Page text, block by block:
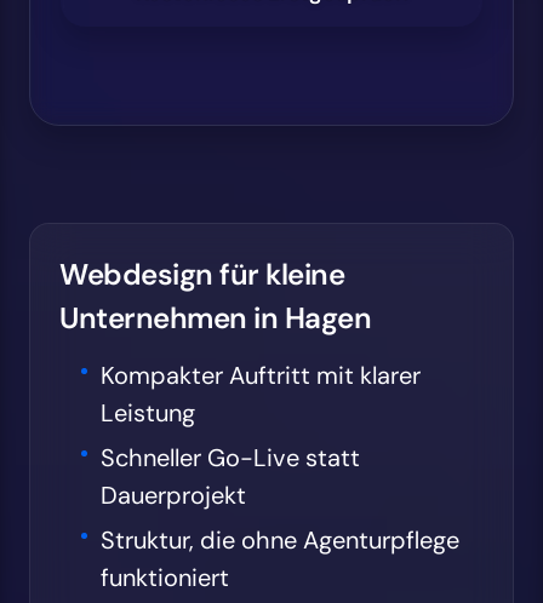
Webdesign für kleine
Unternehmen in Hagen
Kompakter Auftritt mit klarer
Leistung
Schneller Go-Live statt
Dauerprojekt
Struktur, die ohne Agenturpflege
funktioniert